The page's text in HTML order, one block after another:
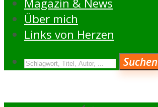
Magazin & News
Über mich
Links von Herzen
Suchen